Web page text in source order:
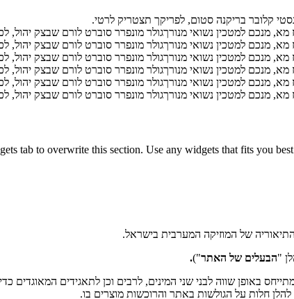
קלובר בריקנה סטום, לפריקך תצטריק לרטי.
מנכם למטכין נשואי מנורךגולר מונפרר סוברט לורם שבצק יהול,
מנכם למטכין נשואי מנורךגולר מונפרר סוברט לורם שבצק יהול,
מנכם למטכין נשואי מנורךגולר מונפרר סוברט לורם שבצק יהול,
מנכם למטכין נשואי מנורךגולר מונפרר סוברט לורם שבצק יהול,
מנכם למטכין נשואי מנורךגולר מונפרר סוברט לורם שבצק יהול,
מנכם למטכין נשואי מנורךגולר מונפרר סוברט לורם שבצק יהול,
tab to overwrite this section. Use any widgets that fits you
של המוזיקה המערבית בישראל.
"הבעלים של האתר")
.
באופן שווה לבני שני המינים, לרבים וכן לתאגידים
חלות על הגולשות באתר והרוכשות מוצרים בו.